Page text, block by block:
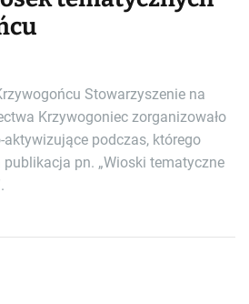
Stowarzyszenie na
Krzywogoniec zorganizowało
podczas, którego
publikacja pn. „Wioski tematyczne